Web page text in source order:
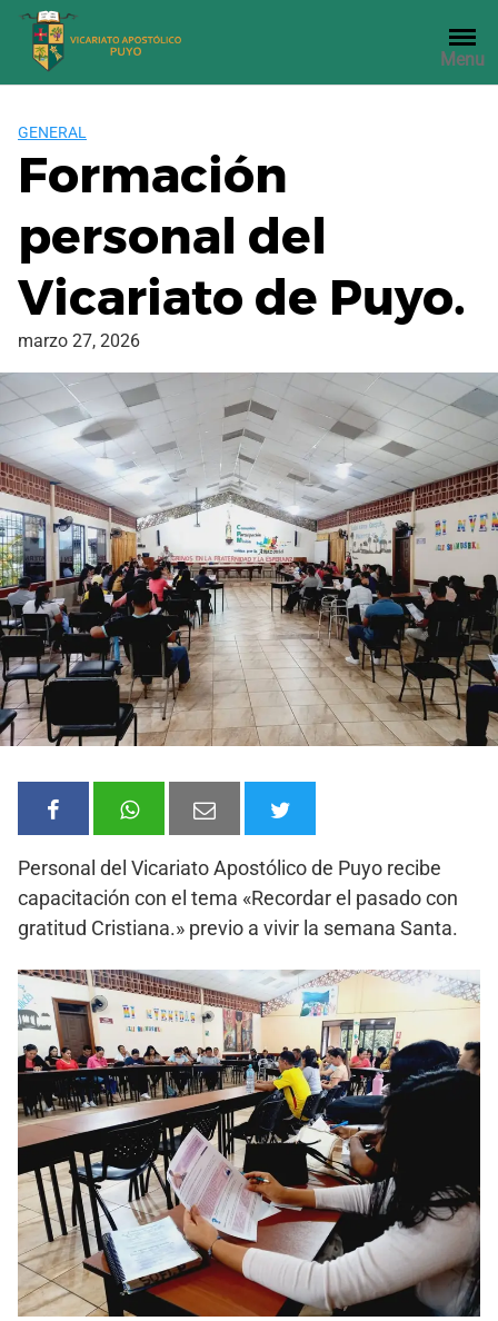
Saltar
contenido
Menu
GENERAL
Formación
personal del
Vicariato de Puyo.
marzo 27, 2026
Personal del Vicariato Apostólico de Puyo recibe
capacitación con el tema «Recordar el pasado con
gratitud Cristiana.» previo a vivir la semana Santa.